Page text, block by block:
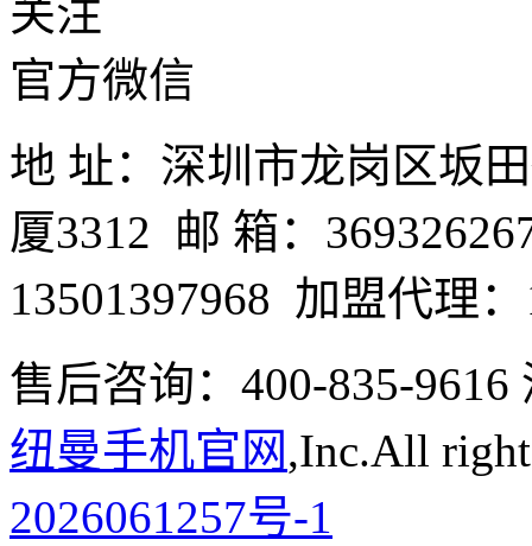
关注
官方微信
地 址：深圳市龙岗区坂
厦3312 邮 箱：
13501397968 加盟代理
售后咨询：400-835-
纽曼手机官网,Inc.All